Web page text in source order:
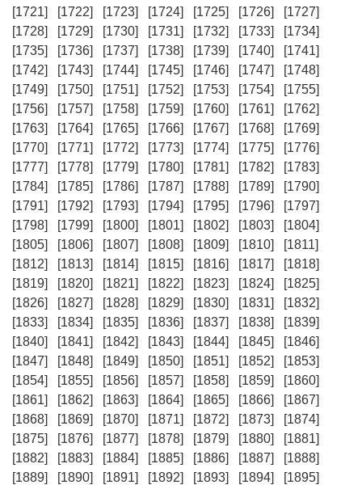
[1721]
[1722] [1723] [1724] [1725] [1726]
[1727]
[1728]
[1729] [1730] [1731] [1732] [1733]
[1734]
[1735]
[1736] [1737] [1738] [1739] [1740]
[1741]
[1742]
[1743] [1744] [1745] [1746] [1747]
[1748]
[1749]
[1750] [1751] [1752] [1753] [1754]
[1755]
[1756]
[1757] [1758] [1759] [1760] [1761]
[1762]
[1763]
[1764] [1765] [1766] [1767] [1768]
[1769]
[1770]
[1771] [1772] [1773] [1774] [1775]
[1776]
[1777]
[1778] [1779] [1780] [1781] [1782]
[1783]
[1784]
[1785] [1786] [1787] [1788] [1789]
[1790]
[1791]
[1792] [1793] [1794] [1795] [1796]
[1797]
[1798]
[1799] [1800] [1801] [1802] [1803]
[1804]
[1805]
[1806] [1807] [1808] [1809] [1810]
[1811]
[1812]
[1813] [1814] [1815] [1816] [1817]
[1818]
[1819]
[1820] [1821] [1822] [1823] [1824]
[1825]
[1826]
[1827] [1828] [1829] [1830] [1831]
[1832]
[1833]
[1834] [1835] [1836] [1837] [1838]
[1839]
[1840]
[1841] [1842] [1843] [1844] [1845]
[1846]
[1847]
[1848] [1849] [1850] [1851] [1852]
[1853]
[1854]
[1855] [1856] [1857] [1858] [1859]
[1860]
[1861]
[1862] [1863] [1864] [1865] [1866]
[1867]
[1868]
[1869] [1870] [1871] [1872] [1873]
[1874]
[1875]
[1876] [1877] [1878] [1879] [1880]
[1881]
[1882]
[1883] [1884] [1885] [1886] [1887]
[1888]
[1889]
[1890] [1891] [1892] [1893] [1894]
[1895]